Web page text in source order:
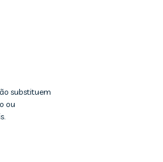
substituem
ou